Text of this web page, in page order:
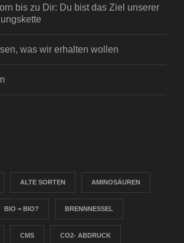
bis zu Dir: Du bist das Ziel unserer
was wir erhalten wollen
ALTE SORTEN AMINOSÄUREN
BIO = BIO? BRENNNESSEL
CMS CO2- ABDRUCK